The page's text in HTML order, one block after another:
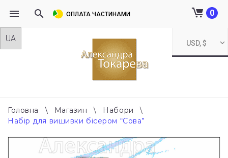
Skip
USD, $
0
ОПЛАТА ЧАСТИНАМИ
Головна \ Магазин \ Набори
\
Набір для вишивки бісером “Сова”